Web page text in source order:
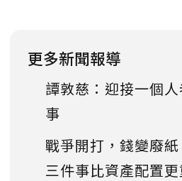
更多新聞報導
譚敦慈：迎接一個
事
戰爭開打，錢變廢
三件事比資產配置更